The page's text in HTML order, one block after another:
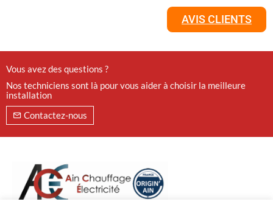
AVIS CLIENTS
Vous avez des questions ?
Nos techniciens sont là pour vous aider à choisir la meilleure
installation
Contactez-nous